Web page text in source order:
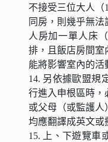
不接受三位大人（
同房，則幾乎無
人房加一單人床
排，且飯店房間室
能將影響室內的活
14. 另依據歐盟規
行進入申根區時，
或父母（或監護
均應翻譯成英文或
15. 上、下遊覽車